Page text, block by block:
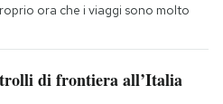
ora che i viaggi sono molto
di frontiera all’Italia